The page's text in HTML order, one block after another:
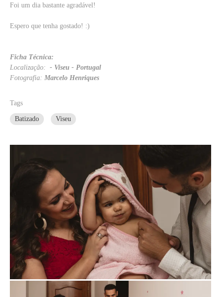
Foi um dia bastante agradável!
Espero que tenha gostado! :)
Ficha Técnica:
Localização: - Viseu - Portugal
Fotografia: Marcelo Henriques
Tags
Batizado Viseu